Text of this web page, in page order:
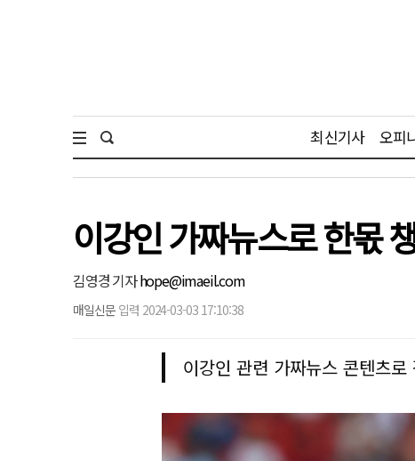
최신기사 오피
이강인 가짜뉴스로 한몫
김영경 기자hope@imaeil.com
매일신문 입력 2024-03-03 17:10:38
이강인 관련 가짜뉴스 콘텐츠